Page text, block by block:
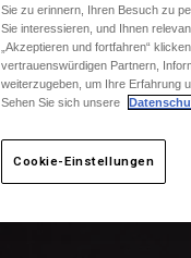
Sie zu erinnern, Ihren Besuch zu
Sie interessieren, und Ihnen
„Akzeptieren und fortfahren“
vertrauenswürdigen Partnern,
weiterzugeben, um Ihre Erfahrung
Sehen Sie sich unsere
Cookie-Einstellungen